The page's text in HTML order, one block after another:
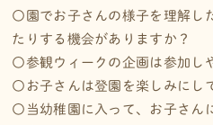
〇園でお子さんの様子を理解し
たりする機会がありますか？
〇参観ウィークの企画は参加し
〇お子さんは登園を楽しみにし
〇当幼稚園に入って、お子さん